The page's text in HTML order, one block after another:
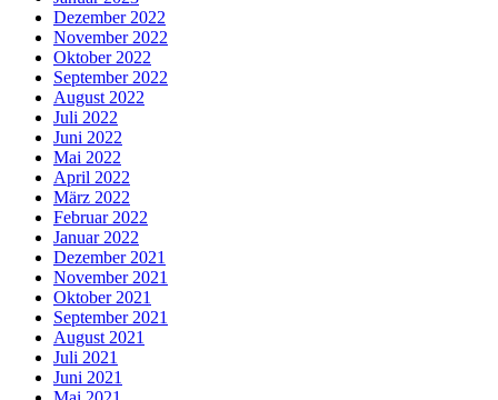
Dezember 2022
November 2022
Oktober 2022
September 2022
August 2022
Juli 2022
Juni 2022
Mai 2022
April 2022
März 2022
Februar 2022
Januar 2022
Dezember 2021
November 2021
Oktober 2021
September 2021
August 2021
Juli 2021
Juni 2021